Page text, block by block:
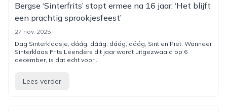
Bergse ‘Sinterfrits’ stopt ermee na 16 jaar: ‘Het blijft
een prachtig sprookjesfeest’
27 nov. 2025
Dag Sinterklaasje, dáág, dáág, dáág, dáág, Sint en Piet. Wanneer
Sinterklaas Frits Leenders dit jaar wordt uitgezwaaid op 6
december, is dat echt voor...
Lees verder